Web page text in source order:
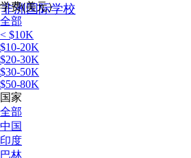
非洲国际学校
学费(美元）
全部
< $10K
$10-20K
$20-30K
$30-50K
$50-80K
国家
全部
中国
印度
巴林